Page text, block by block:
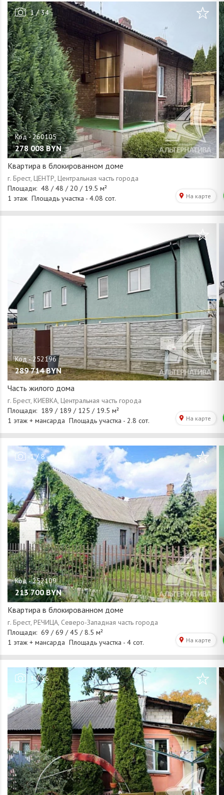
1/34
278 008 BYN
Квартира в блокированном доме
289 714 BYN
Часть жилого дома
1/8
213 700 BYN
Квартира в блокированном доме
1/36